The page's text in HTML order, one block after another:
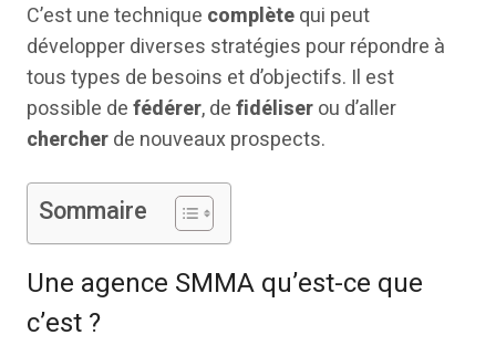
C’est une technique complètequi peut
développer diverses stratégies pour répondre à
tous types de besoins et d’objectifs. Il est
possible defédérer, defidéliserou d’aller
chercherde nouveaux prospects.
Sommaire
Une agence SMMA qu’est-ce que
c’est ?